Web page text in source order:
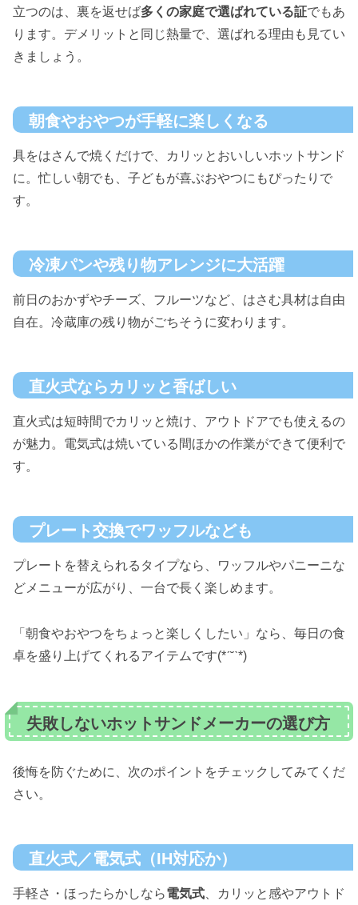
立つのは、裏を返せば多くの家庭で選ばれている証でもあ
ります。デメリットと同じ熱量で、選ばれる理由も見てい
きましょう。
朝食やおやつが手軽に楽しくなる
具をはさんで焼くだけで、カリッとおいしいホットサンド
に。忙しい朝でも、子どもが喜ぶおやつにもぴったりで
す。
冷凍パンや残り物アレンジに大活躍
前日のおかずやチーズ、フルーツなど、はさむ具材は自由
自在。冷蔵庫の残り物がごちそうに変わります。
直火式ならカリッと香ばしい
直火式は短時間でカリッと焼け、アウトドアでも使えるの
が魅力。電気式は焼いている間ほかの作業ができて便利で
す。
プレート交換でワッフルなども
プレートを替えられるタイプなら、ワッフルやパニーニな
どメニューが広がり、一台で長く楽しめます。
「朝食やおやつをちょっと楽しくしたい」なら、毎日の食
卓を盛り上げてくれるアイテムです(*ˊ˘ˋ*)
失敗しないホットサンドメーカーの選び方
後悔を防ぐために、次のポイントをチェックしてみてくだ
さい。
直火式／電気式（IH対応か）
手軽さ・ほったらかしなら電気式 、カリッと感やアウトド